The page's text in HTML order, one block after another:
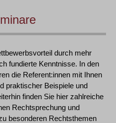
durch mehr
fundierte Kenntnisse. In den
die Referent:innen mit Ihnen
praktischer Beispiele und
finden Sie hier zahlreiche
Rechtsprechung und
besonderen Rechtsthemen